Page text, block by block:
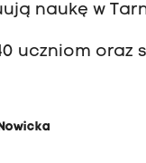
naukę w
uczniom oraz